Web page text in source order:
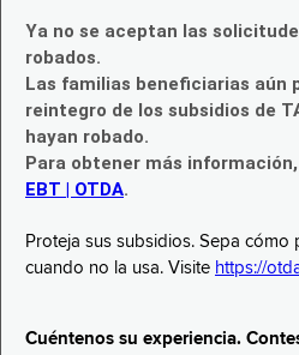
Ya no se aceptan las
robados.
Las familias beneficiarias aún
reintegro de los subsidios de
hayan robado.
Para obtener más
EBT | OTDA.
Proteja sus subsidios. Sepa cómo
cuando no la usa. Visite https://
Cuéntenos su experiencia.